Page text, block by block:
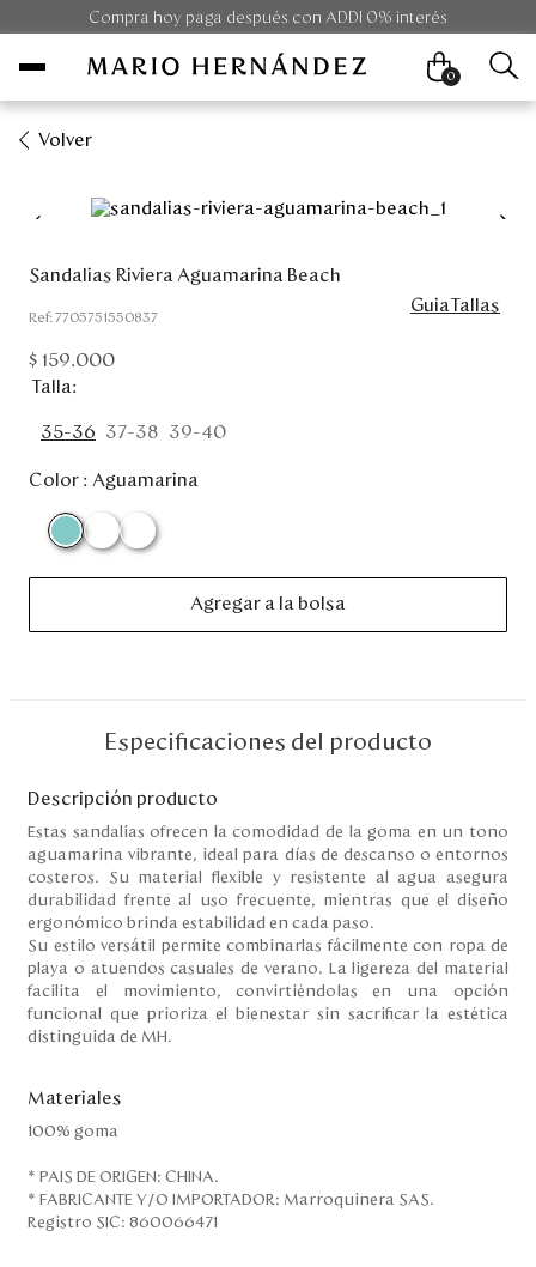
Compra hoy paga después con ADDI 0% interés
Unisex
Viaje
Colecciones
Disney
Nuestras Tiendas
Colombia
Costa Rica
Panamá
USA
Venezuela
0
Volver
Sandalias Riviera Aguamarina Beach
:7705751550837
$ 159.000
GuiaTallas
Talla
35-36 37-38 39-40
Color : Aguamarina
Agregar a la bolsa
Especificaciones del producto
Descripción producto
Estas sandalias ofrecen la comodidad de la goma en un tono
aguamarina vibrante, ideal para días de descanso o entornos
costeros. Su material flexible y resistente al agua asegura
durabilidad frente al uso frecuente, mientras que el diseño
ergonómico brinda estabilidad en cada paso.
Su estilo versátil permite combinarlas fácilmente con ropa de
playa o atuendos casuales de verano. La ligereza del material
facilita el movimiento, convirtiéndolas en una opción
funcional que prioriza el bienestar sin sacrificar la estética
distinguida de MH.
Materiales
100% goma
* PAIS DE ORIGEN: CHINA.
* FABRICANTE Y/O IMPORTADOR: Marroquinera SAS.
Registro SIC: 860066471